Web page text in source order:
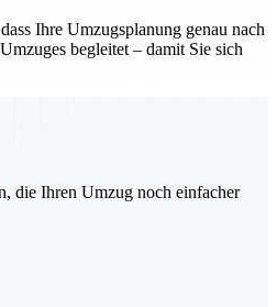
Ihre Umzugsplanung genau nach
begleitet – damit Sie sich
die Ihren Umzug noch einfacher